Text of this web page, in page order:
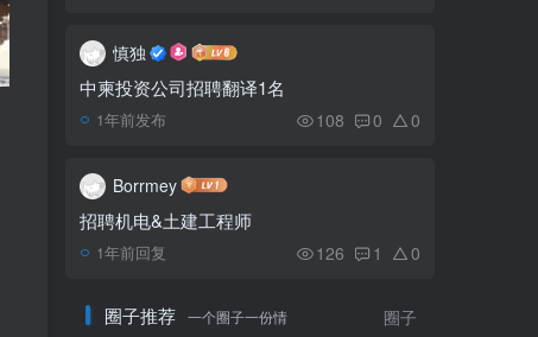
慎独
中柬投资公司招聘翻译1名
1年前发布 108 0 0
Borrmey
招聘机电&土建工程师
1年前回复 126 1 0
圈子推荐 一个圈子一份情 圈子